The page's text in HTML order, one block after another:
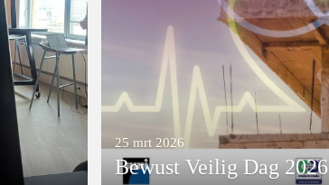
Bewust Veilig Dag 2026
25 mrt 2026